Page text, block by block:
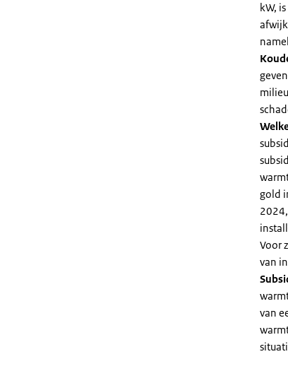
kW,
gold
Voor
van
van